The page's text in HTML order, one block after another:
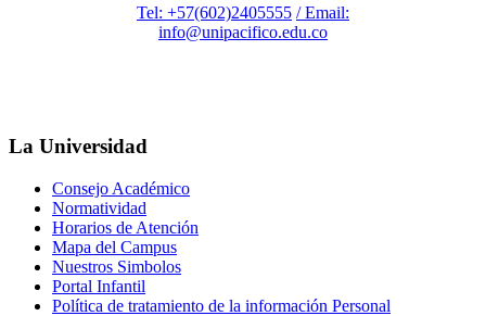
Tel: +57(602)2405555 / Email:
info@unipacifico.edu.co
La Universidad
Consejo Académico
Normatividad
Horarios de Atención
Mapa del Campus
Nuestros Simbolos
Portal Infantil
Política de tratamiento de la información Personal